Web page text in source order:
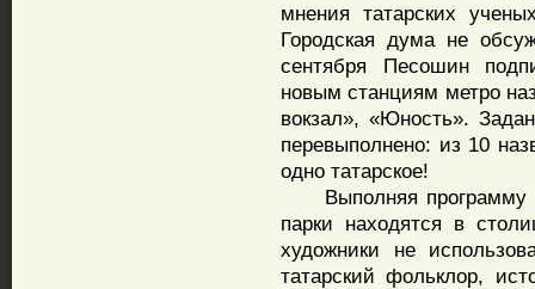
мнения татарских
Городская дума не
сентября Песошин
новым станциям метро
вокзал», «Юность».
перевыполнено: из 10
одно татарское!
Выполняя программу
парки находятся в
художники не
татарский фольклор,